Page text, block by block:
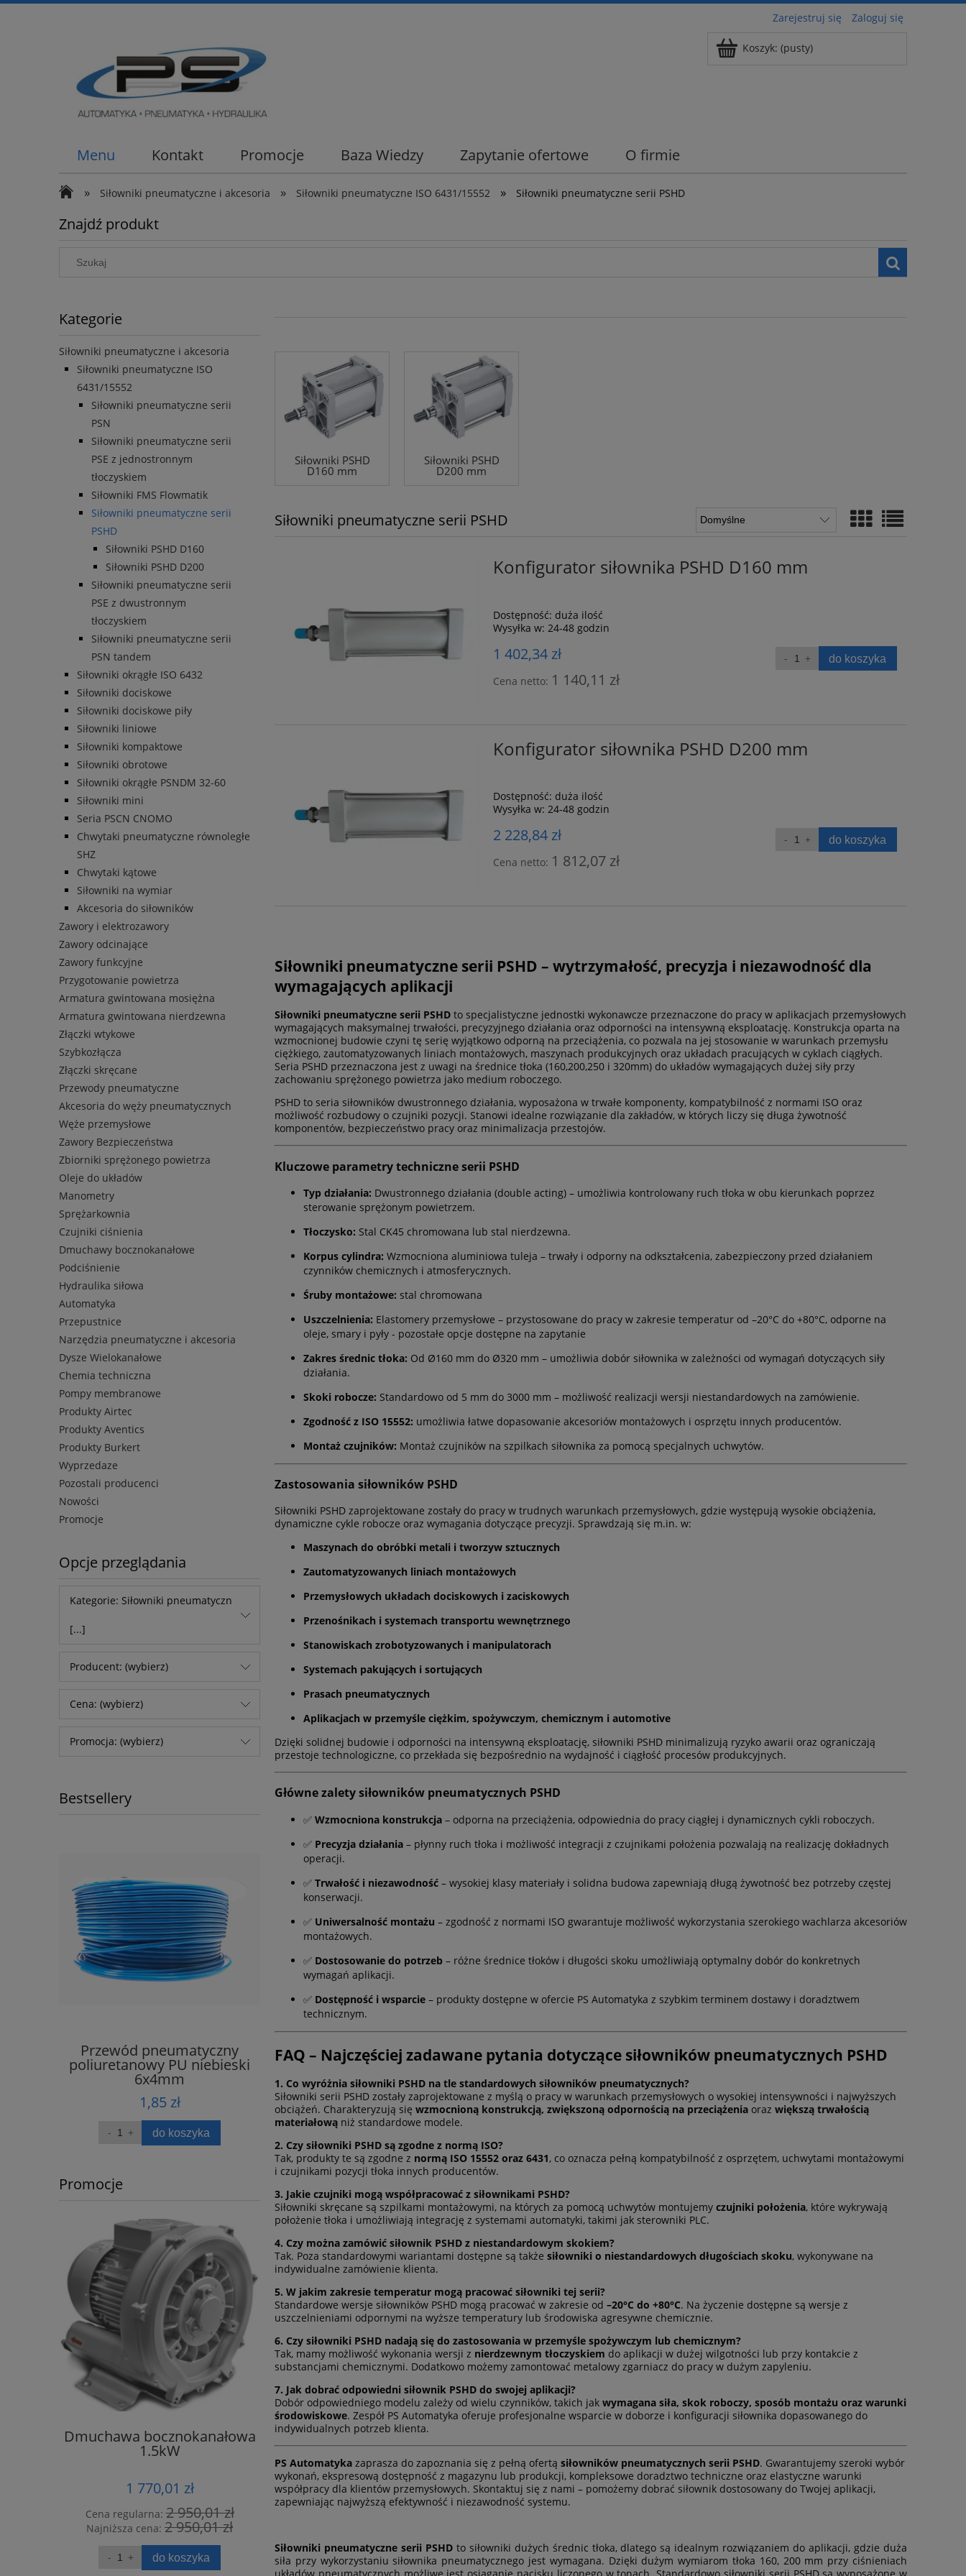
Zarejestruj się Zaloguj się
Koszyk: (pusty)
Menu Kontakt Promocje Baza Wiedzy Zapytanie ofertowe O firmie
» Siłowniki pneumatyczne i akcesoria » Siłowniki pneumatyczne ISO 6431/15552 » Siłowniki pneumatyczne serii PSHD
Znajdź produkt
Kategorie
Siłowniki pneumatyczne i akcesoria
Siłowniki pneumatyczne ISO
6431/15552
Siłowniki pneumatyczne serii
PSN
Siłowniki pneumatyczne serii
PSE z jednostronnym
tłoczyskiem
Siłowniki FMS Flowmatik
Siłowniki pneumatyczne serii
PSHD
Siłowniki PSHD D160
Siłowniki PSHD D200
Siłowniki pneumatyczne serii
PSE z dwustronnym
tłoczyskiem
Siłowniki pneumatyczne serii
PSN tandem
Siłowniki okrągłe ISO 6432
Siłowniki dociskowe
Siłowniki dociskowe piły
Siłowniki liniowe
Siłowniki kompaktowe
Siłowniki obrotowe
Siłowniki okrągłe PSNDM 32-60
Siłowniki mini
Seria PSCN CNOMO
Chwytaki pneumatyczne równoległe
SHZ
Chwytaki kątowe
Siłowniki na wymiar
Akcesoria do siłowników
Zawory i elektrozawory
Zawory odcinające
Zawory funkcyjne
Przygotowanie powietrza
Armatura gwintowana mosiężna
Armatura gwintowana nierdzewna
Złączki wtykowe
Szybkozłącza
Złączki skręcane
Przewody pneumatyczne
Akcesoria do węży pneumatycznych
Węże przemysłowe
Zawory Bezpieczeństwa
Zbiorniki sprężonego powietrza
Oleje do układów
Manometry
Sprężarkownia
Czujniki ciśnienia
Dmuchawy bocznokanałowe
Podciśnienie
Hydraulika siłowa
Automatyka
Przepustnice
Narzędzia pneumatyczne i akcesoria
Dysze Wielokanałowe
Chemia techniczna
Pompy membranowe
Produkty Airtec
Produkty Aventics
Produkty Burkert
Wyprzedaze
Pozostali producenci
Nowości
Promocje
Opcje przeglądania
Kategorie: Siłowniki pneumatyczn
[...]
Producent: (wybierz)
Cena: (wybierz)
Promocja: (wybierz)
Bestsellery
Przewód pneumatyczny
poliuretanowy PU niebieski
6x4mm
1,85 zł
do koszyka
Przewód pneumatyczny
poliuretanowy PU niebieski
8x5mm
3,20 zł
Wąż zbrojony wzmacniany
niebieski DN12.5 mm
5,35 zł
Przewód poliuretanowy PU
transparentny 8x5mm
3,41 zł
Przewód
Promocje
Dmuchawa bocznokanałowa
1.5kW
1 770,01 zł
Cena regularna:2 950,01 zł
Najniższa cena: 2 950,01 zł
do koszyka
Pompa tłokowa Walter GK
420
938,40 zł
1 020,00 zł
do koszyka
WDF 155
9 669,47 zł
do koszyka
353,03 zł
do koszyka
Siłowniki PSHD
D160 mm
Siłowniki PSHD
D200 mm
Siłowniki pneumatyczne serii PSHD
Konfigurator siłownika PSHD D160 mm
Dostępność: duża ilość
Wysyłka w: 24-48 godzin
1 402,34 zł
Cena netto: 1 140,11 zł
do koszyka
Konfigurator siłownika PSHD D200 mm
Dostępność: duża ilość
Wysyłka w: 24-48 godzin
2 228,84 zł
Cena netto: 1 812,07 zł
do koszyka
Siłowniki pneumatyczne serii PSHD – wytrzymałość, precyzja i niezawodność dla
wymagających aplikacji
Siłowniki pneumatyczne serii PSHD to specjalistyczne jednostki wykonawcze przeznaczone do pracy w aplikacjach przemysłowych
wymagających maksymalnej trwałości, precyzyjnego działania oraz odporności na intensywną eksploatację. Konstrukcja oparta na
wzmocnionej budowie czyni tę serię wyjątkowo odporną na przeciążenia, co pozwala na jej stosowanie w warunkach przemysłu
ciężkiego, zautomatyzowanych liniach montażowych, maszynach produkcyjnych oraz układach pracujących w cyklach ciągłych.
Seria PSHD przeznaczona jest z uwagi na średnice tłoka (160,200,250 i 320mm) do układów wymagających dużej siły przy
zachowaniu sprężonego powietrza jako medium roboczego.
PSHD to seria siłowników dwustronnego działania, wyposażona w trwałe komponenty, kompatybilność z normami ISO oraz
możliwość rozbudowy o czujniki pozycji. Stanowi idealne rozwiązanie dla zakładów, w których liczy się długa żywotność
komponentów, bezpieczeństwo pracy oraz minimalizacja przestojów.
Kluczowe parametry techniczne serii PSHD
Typ działania: Dwustronnego działania (double acting) – umożliwia kontrolowany ruch tłoka w obu kierunkach poprzez
sterowanie sprężonym powietrzem.
Tłoczysko: Stal CK45 chromowana lub stal nierdzewna.
Korpus cylindra: Wzmocniona aluminiowa tuleja – trwały i odporny na odkształcenia, zabezpieczony przed działaniem
czynników chemicznych i atmosferycznych.
Śruby montażowe: stal chromowana
Uszczelnienia: Elastomery przemysłowe – przystosowane do pracy w zakresie temperatur od –20°C do +80°C, odporne na
oleje, smary i pyły - pozostałe opcje dostępne na zapytanie
Zakres średnic tłoka: Od Ø160 mm do Ø320 mm – umożliwia dobór siłownika w zależności od wymagań dotyczących siły
działania.
Skoki robocze: Standardowo od 5 mm do 3000 mm – możliwość realizacji wersji niestandardowych na zamówienie.
Zgodność z ISO 15552: umożliwia łatwe dopasowanie akcesoriów montażowych i osprzętu innych producentów.
Montaż czujników: Montaż czujników na szpilkach siłownika za pomocą specjalnych uchwytów.
Zastosowania siłowników PSHD
Siłowniki PSHD zaprojektowane zostały do pracy w trudnych warunkach przemysłowych, gdzie występują wysokie obciążenia,
dynamiczne cykle robocze oraz wymagania dotyczące precyzji. Sprawdzają się m.in. w:
Maszynach do obróbki metali i tworzyw sztucznych
Zautomatyzowanych liniach montażowych
Przemysłowych układach dociskowych i zaciskowych
Przenośnikach i systemach transportu wewnętrznego
Stanowiskach zrobotyzowanych i manipulatorach
Systemach pakujących i sortujących
Prasach pneumatycznych
Aplikacjach w przemyśle ciężkim, spożywczym, chemicznym i automotive
Dzięki solidnej budowie i odporności na intensywną eksploatację, siłowniki PSHD minimalizują ryzyko awarii oraz ograniczają
przestoje technologiczne, co przekłada się bezpośrednio na wydajność i ciągłość procesów produkcyjnych.
Główne zalety siłowników pneumatycznych PSHD
✅ Wzmocniona konstrukcja – odporna na przeciążenia, odpowiednia do pracy ciągłej i dynamicznych cykli roboczych.
✅ Precyzja działania – płynny ruch tłoka i możliwość integracji z czujnikami położenia pozwalają na realizację dokładnych
operacji.
✅ Trwałość i niezawodność – wysokiej klasy materiały i solidna budowa zapewniają długą żywotność bez potrzeby częstej
konserwacji.
✅ Uniwersalność montażu – zgodność z normami ISO gwarantuje możliwość wykorzystania szerokiego wachlarza akcesoriów
montażowych.
✅ Dostosowanie do potrzeb – różne średnice tłoków i długości skoku umożliwiają optymalny dobór do konkretnych
wymagań aplikacji.
✅ Dostępność i wsparcie – produkty dostępne w ofercie PS Automatyka z szybkim terminem dostawy i doradztwem
technicznym.
FAQ – Najczęściej zadawane pytania dotyczące siłowników pneumatycznych PSHD
1. Co wyróżnia siłowniki PSHD na tle standardowych siłowników pneumatycznych?
Siłowniki serii PSHD zostały zaprojektowane z myślą o pracy w warunkach przemysłowych o wysokiej intensywności i najwyższych
obciążeń. Charakteryzują się wzmocnioną konstrukcją, zwiększoną odpornością na przeciążenia oraz większą trwałością
materiałową niż standardowe modele.
2. Czy siłowniki PSHD są zgodne z normą ISO?
Tak, produkty te są zgodne z normą ISO 15552 oraz 6431, co oznacza pełną kompatybilność z osprzętem, uchwytami montażowymi
i czujnikami pozycji tłoka innych producentów.
3. Jakie czujniki mogą współpracować z siłownikami PSHD?
Siłowniki skręcane są szpilkami montażowymi, na których za pomocą uchwytów montujemy czujniki położenia, które wykrywają
położenie tłoka i umożliwiają integrację z systemami automatyki, takimi jak sterowniki PLC.
4. Czy można zamówić siłownik PSHD z niestandardowym skokiem?
Tak. Poza standardowymi wariantami dostępne są także siłowniki o niestandardowych długościach skoku, wykonywane na
indywidualne zamówienie klienta.
5. W jakim zakresie temperatur mogą pracować siłowniki tej serii?
Standardowe wersje siłowników PSHD mogą pracować w zakresie od –20°C do +80°C. Na życzenie dostępne są wersje z
uszczelnieniami odpornymi na wyższe temperatury lub środowiska agresywne chemicznie.
6. Czy siłowniki PSHD nadają się do zastosowania w przemyśle spożywczym lub chemicznym?
Tak, mamy możliwość wykonania wersji z nierdzewnym tłoczyskiem do aplikacji w dużej wilgotności lub przy kontakcie z
substancjami chemicznymi. Dodatkowo możemy zamontować metalowy zgarniacz do pracy w dużym zapyleniu.
7. Jak dobrać odpowiedni siłownik PSHD do swojej aplikacji?
Dobór odpowiedniego modelu zależy od wielu czynników, takich jak wymagana siła, skok roboczy, sposób montażu oraz warunki
środowiskowe. Zespół PS Automatyka oferuje profesjonalne wsparcie w doborze i konfiguracji siłownika dopasowanego do
indywidualnych potrzeb klienta.
PS Automatyka zaprasza do zapoznania się z pełną ofertą siłowników pneumatycznych serii PSHD. Gwarantujemy szeroki wybór
wykonań, ekspresową dostępność z magazynu lub produkcji, kompleksowe doradztwo techniczne oraz elastyczne warunki
współpracy dla klientów przemysłowych. Skontaktuj się z nami – pomożemy dobrać siłownik dostosowany do Twojej aplikacji,
zapewniając najwyższą efektywność i niezawodność systemu.
Siłowniki pneumatyczne serii PSHD to siłowniki dużych średnic tłoka, dlatego są idealnym rozwiązaniem do aplikacji, gdzie duża
siła przy wykorzystaniu siłownika pneumatycznego jest wymagana. Dzięki dużym wymiarom tłoka 160, 200 mm przy ciśnieniach